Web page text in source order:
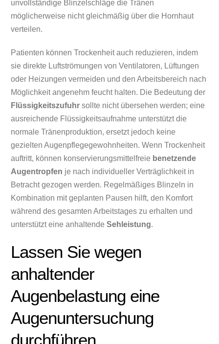
unvollständige Blinzelschläge die Tränen
möglicherweise nicht gleichmäßig über die Hornhaut
verteilen.
Patienten können Trockenheit auch reduzieren, indem
sie direkte Luftströmungen von Ventilatoren, Lüftungen
oder Heizungen vermeiden und den Arbeitsbereich nach
Möglichkeit angenehm feucht halten. Die Bedeutung der
Flüssigkeitszufuhr sollte nicht übersehen werden; eine
ausreichende Flüssigkeitsaufnahme unterstützt die
normale Tränenproduktion, ersetzt jedoch keine
gezielten Augenpflegegewohnheiten. Wenn Trockenheit
auftritt, können konservierungsmittelfreie benetzende
Augentropfen je nach individueller Verträglichkeit in
Betracht gezogen werden. Regelmäßiges Blinzeln in
Kombination mit geplanten Pausen hilft, den Komfort
während des gesamten Arbeitstages zu erhalten und
unterstützt eine anhaltendeSehleistung.
Lassen Sie wegen
anhaltender
Augenbelastung eine
Augenuntersuchung
durchführen